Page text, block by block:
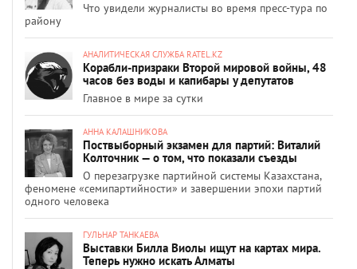
Что увидели журналисты во время пресс-тура по
району
АНАЛИТИЧЕСКАЯ СЛУЖБА RATEL.KZ
Корабли-призраки Второй мировой войны, 48
часов без воды и капибары у депутатов
Главное в мире за сутки
АННА КАЛАШНИКОВА
Поствыборный экзамен для партий: Виталий
Колточник — о том, что показали съезды
О перезагрузке партийной системы Казахстана,
феномене «семипартийности» и завершении эпохи партий
одного человека
ГУЛЬНАР ТАНКАЕВА
Выставки Билла Виолы ищут на картах мира.
Теперь нужно искать Алматы